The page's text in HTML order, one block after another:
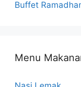
Buffet
Menu